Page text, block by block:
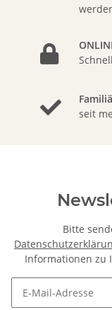
seit
Bitte
Informationen zu